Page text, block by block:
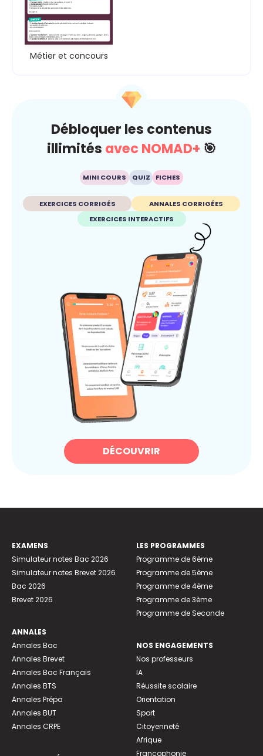
Métier et concours
Débloquer les contenus
illimités avec NOMAD+ 🎯
MINI COURS QUIZ FICHES
EXERCICES CORRIGÉS
ANNALES CORRIGÉES
EXERCICES INTERACTIFS
DÉCOUVRIR
EXAMENS
Simulateur notes Bac 2026
Simulateur notes Brevet 2026
Bac 2026
Brevet 2026
ANNALES
Annales Bac
Annales Brevet
Annales Bac Français
Annales BTS
Annales Prépa
Annales BUT
Annales CRPE
LES PROGRAMMES
Programme de 6ème
Programme de 5ème
Programme de 4ème
Programme de 3ème
Programme de Seconde
NOS ENGAGEMENTS
Nos professeurs
IA
Réussite scolaire
Orientation
Sport
Citoyenneté
Afrique
Francophonie